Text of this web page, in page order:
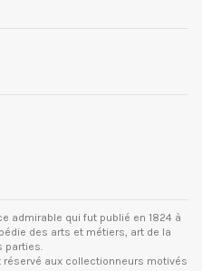
admirable qui fut publié en 1824 à
des arts et métiers, art de la
parties.
réservé aux collectionneurs motivés